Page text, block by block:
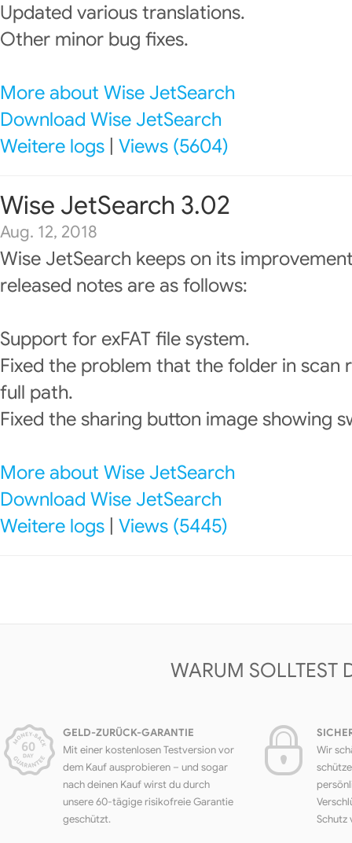
Updated various translations.
Other minor bug fixes.
More about Wise JetSearch
Download Wise JetSearch
Weitere logs Views (5604)
Wise JetSearch 3.02
Aug. 12, 2018
Wise JetSearch keeps on its
released notes are as follows:
Support for exFAT file system.
Fixed the problem that the folder in scan
full path.
Fixed the sharing button image showing
More about Wise JetSearch
Download Wise JetSearch
Weitere logs Views (5445)
WARUM SOLLTEST
GELD-ZURÜCK-GARANTIE
Mit einer kostenlosen Testversion vor
dem Kauf ausprobieren – und sogar
nach deinen Kauf wirst du durch
unsere 60-tägige risikofreie Garantie
geschützt.
Wir
Schutz